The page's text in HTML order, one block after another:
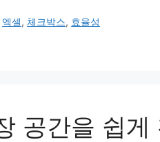
엑셀,체크박스, 효율성
공간을 쉽